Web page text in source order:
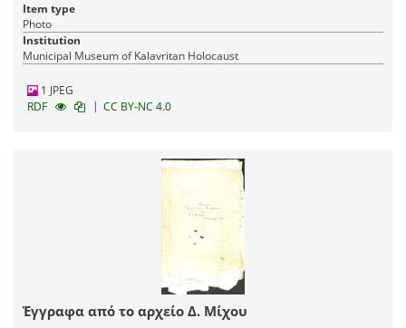
Item type
Photo
Institution
Municipal Museum of Kalavritan Holocaust
1 JPEG
RDF
| CC BY-NC 4.0
Έγγραφα από το αρχείο Δ. Μίχου